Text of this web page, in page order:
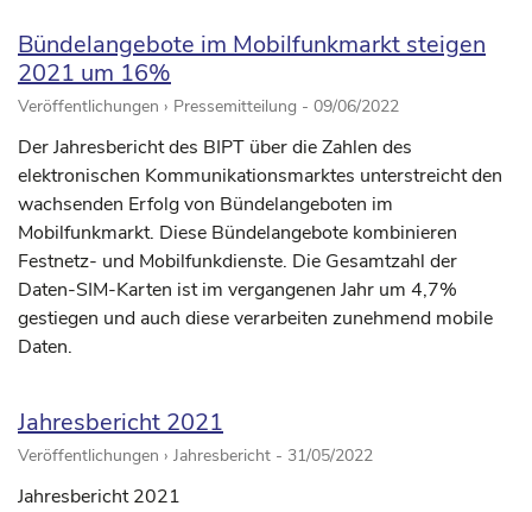
Bündelangebote im Mobilfunkmarkt steigen
2021 um 16%
Veröffentlichungen › Pressemitteilung - 09/06/2022
Der Jahresbericht des BIPT über die Zahlen des
elektronischen Kommunikationsmarktes unterstreicht den
wachsenden Erfolg von Bündelangeboten im
Mobilfunkmarkt. Diese Bündelangebote kombinieren
Festnetz- und Mobilfunkdienste. Die Gesamtzahl der
Daten-SIM-Karten ist im vergangenen Jahr um 4,7%
gestiegen und auch diese verarbeiten zunehmend mobile
Daten.
Jahresbericht 2021
Veröffentlichungen › Jahresbericht - 31/05/2022
Jahresbericht 2021